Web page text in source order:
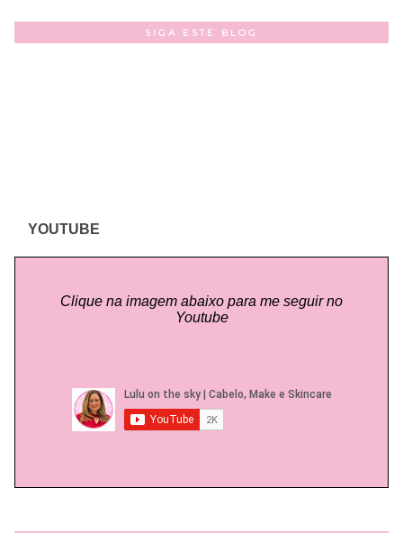
SIGA ESTE BLOG
YOUTUBE
Clique na imagem abaixo para me seguir no
Youtube